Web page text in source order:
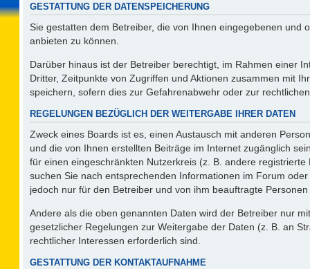
GESTATTUNG DER DATENSPEICHERUNG
Sie gestatten dem Betreiber, die von Ihnen eingegebenen
anbieten zu können.
Darüber hinaus ist der Betreiber berechtigt, im Rahmen einer
Dritter, Zeitpunkte von Zugriffen und Aktionen zusammen mit
speichern, sofern dies zur Gefahrenabwehr oder zur
REGELUNGEN BEZÜGLICH DER WEITERGABE IHRER DATEN
Zweck eines Boards ist es, einen Austausch mit anderen
und die von Ihnen erstellten Beiträge im Internet zugänglich
für einen eingeschränkten Nutzerkreis (z. B. andere
suchen Sie nach entsprechenden Informationen im Forum
jedoch nur für den Betreiber und von ihm beauftragte
Andere als die oben genannten Daten wird der Betreiber nur
gesetzlicher Regelungen zur Weitergabe der Daten (z. B. an
rechtlicher Interessen erforderlich sind.
GESTATTUNG DER KONTAKTAUFNAHME